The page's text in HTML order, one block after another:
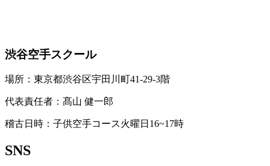
渋谷空手スクール
場所：東京都渋谷区宇田川町41-29-3階
代表責任者：髙山 健一郎
稽古日時：子供空手コース火曜日16~17時
SNS